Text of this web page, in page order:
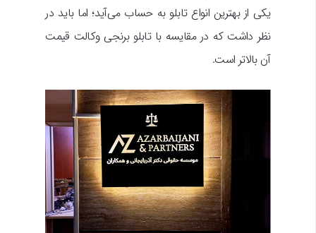
یکی از بهترین انواع تابلو به حساب می‌آید؛ اما باید در
نظر داشت که در مقایسه با تابلو برنجی وکالت قیمت
آن بالاتر است.